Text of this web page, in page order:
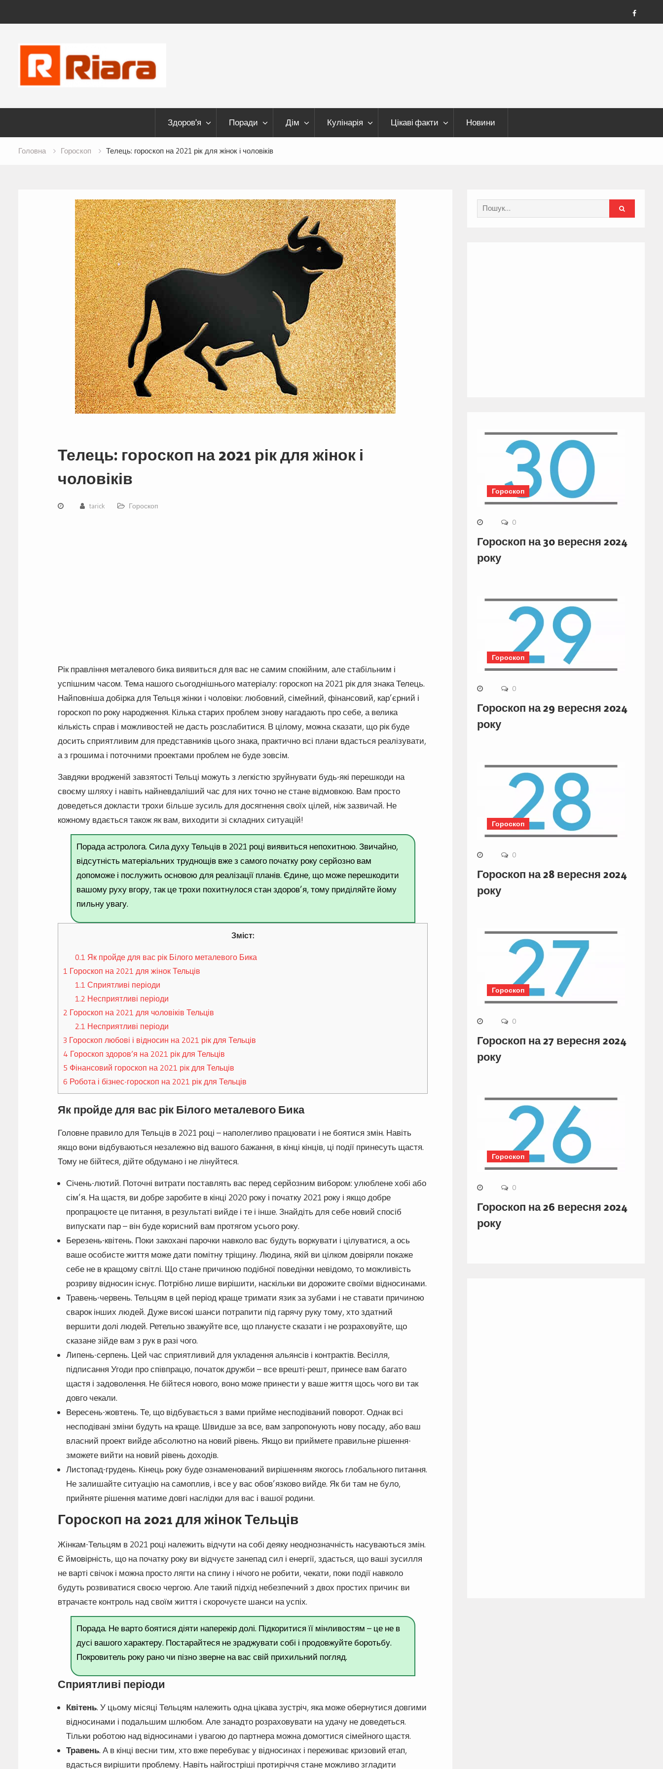
FB
content
Здоров’я Поради Дім Кулінарія Цікаві факти Новини
Головна Гороскоп Телець: гороскоп на 2021 рік для жінок і чоловіків
Телець: гороскоп на 2021 рік для жінок і
чоловіків
tarick Гороскоп
Рік правління металевого бика виявиться для вас не самим спокійним, але стабільним і
успішним часом. Тема нашого сьогоднішнього матеріалу: гороскоп на 2021 рік для знака Телець.
Найповніша добірка для Тельця жінки і чоловіки: любовний, сімейний, фінансовий, кар’єрний і
гороскоп по року народження. Кілька старих проблем знову нагадають про себе, а велика
кількість справ і можливостей не дасть розслабитися. В цілому, можна сказати, що рік буде
досить сприятливим для представників цього знака, практично всі плани вдасться реалізувати,
а з грошима і поточними проектами проблем не буде зовсім.
Завдяки вродженій завзятості Тельці можуть з легкістю зруйнувати будь-які перешкоди на
своєму шляху і навіть найневдаліший час для них точно не стане відмовкою. Вам просто
доведеться докласти трохи більше зусиль для досягнення своїх цілей, ніж зазвичай. Не
кожному вдається також як вам, виходити зі складних ситуацій!
Порада астролога. Сила духу Тельців в 2021 році виявиться непохитною. Звичайно,
відсутність матеріальних труднощів вже з самого початку року серйозно вам
допоможе і послужить основою для реалізації планів. Єдине, що може перешкодити
вашому руху вгору, так це трохи похитнулося стан здоров’я, тому приділяйте йому
пильну увагу.
Зміст:
0.1 Як пройде для вас рік Білого металевого Бика
1 Гороскоп на 2021 для жінок Тельців
1.1 Сприятливі періоди
1.2 Несприятливі періоди
2 Гороскоп на 2021 для чоловіків Тельців
2.1 Несприятливі періоди
3 Гороскоп любові і відносин на 2021 рік для Тельців
4 Гороскоп здоров’я на 2021 рік для Тельців
5 Фінансовий гороскоп на 2021 рік для Тельців
6 Робота і бізнес-гороскоп на 2021 рік для Тельців
Як пройде для вас рік Білого металевого Бика
Головне правило для Тельців в 2021 році – наполегливо працювати і не боятися змін. Навіть
якщо вони відбуваються незалежно від вашого бажання, в кінці кінців, ці події принесуть щастя.
Тому не бійтеся, дійте обдумано і не лінуйтеся.
Січень-лютий. Поточні витрати поставлять вас перед серйозним вибором: улюблене хобі або
сім’я. На щастя, ви добре заробите в кінці 2020 року і початку 2021 року і якщо добре
пропрацюєте це питання, в результаті вийде і те і інше. Знайдіть для себе новий спосіб
випускати пар – він буде корисний вам протягом усього року.
Березень-квітень. Поки закохані парочки навколо вас будуть воркувати і цілуватися, а ось
ваше особисте життя може дати помітну тріщину. Людина, якій ви цілком довіряли покаже
себе не в кращому світлі. Що стане причиною подібної поведінки невідомо, то можливість
розриву відносин існує. Потрібно лише вирішити, наскільки ви дорожите своїми відносинами.
Травень-червень. Тельцям в цей період краще тримати язик за зубами і не ставати причиною
сварок інших людей. Дуже високі шанси потрапити під гарячу руку тому, хто здатний
вершити долі людей. Ретельно зважуйте все, що плануєте сказати і не розраховуйте, що
сказане зійде вам з рук в разі чого.
Липень-серпень. Цей час сприятливий для укладення альянсів і контрактів. Весілля,
підписання Угоди про співпрацю, початок дружби – все врешті-решт, принесе вам багато
щастя і задоволення. Не бійтеся нового, воно може принести у ваше життя щось чого ви так
довго чекали.
Вересень-жовтень. Те, що відбувається з вами прийме несподіваний поворот. Однак всі
несподівані зміни будуть на краще. Швидше за все, вам запропонують нову посаду, або ваш
власний проект вийде абсолютно на новий рівень. Якщо ви приймете правильне рішення-
зможете вийти на новий рівень доходів.
Листопад-грудень. Кінець року буде ознаменований вирішенням якогось глобального питання.
Не залишайте ситуацію на самоплив, і все у вас обов’язково вийде. Як би там не було,
прийняте рішення матиме довгі наслідки для вас і вашої родини.
Гороскоп на 2021 для жінок Тельців
Жінкам-Тельцям в 2021 році належить відчути на собі деяку неоднозначність насуваються змін.
Є ймовірність, що на початку року ви відчуєте занепад сил і енергії, здасться, що ваші зусилля
не варті свічок і можна просто лягти на спину і нічого не робити, чекати, поки події навколо
будуть розвиватися своєю чергою. Але такий підхід небезпечний з двох простих причин: ви
втрачаєте контроль над своїм життя і скорочуєте шанси на успіх.
Порада. Не варто боятися діяти наперекір долі. Підкоритися її мінливостям – це не в
дусі вашого характеру. Постарайтеся не зраджувати собі і продовжуйте боротьбу.
Покровитель року рано чи пізно зверне на вас свій прихильний погляд.
Сприятливі періоди
Квітень. У цьому місяці Тельцям належить одна цікава зустріч, яка може обернутися довгими
відносинами і подальшим шлюбом. Але занадто розраховувати на удачу не доведеться.
Тільки роботою над відносинами і увагою до партнера можна домогтися сімейного щастя.
Травень. А в кінці весни тим, хто вже перебуває у відносинах і переживає кризовий етап,
вдасться вирішити проблему. Навіть найгостріші протиріччя стане можливо згладити
Search
for:
Гороскоп
0
Гороскоп на 30 вересня 2024
року
Гороскоп
0
Гороскоп на 29 вересня 2024
року
Гороскоп
0
Гороскоп на 28 вересня 2024
року
Гороскоп
0
Гороскоп на 27 вересня 2024
року
Гороскоп
0
Гороскоп на 26 вересня 2024
року